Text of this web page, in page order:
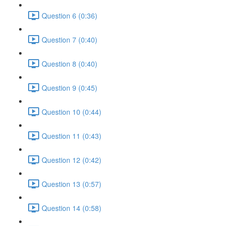
Question 6 (0:36)
Question 7 (0:40)
Question 8 (0:40)
Question 9 (0:45)
Question 10 (0:44)
Question 11 (0:43)
Question 12 (0:42)
Question 13 (0:57)
Question 14 (0:58)